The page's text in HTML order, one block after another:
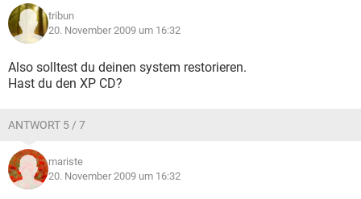
tribun
20. November 2009 um 16:32
Also solltest du deinen system restorieren.
Hast du den XP CD?
ANTWORT 5 / 7
mariste
20. November 2009 um 16:32